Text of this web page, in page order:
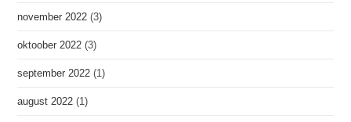
november 2022 (3)
oktoober 2022 (3)
september 2022 (1)
august 2022 (1)